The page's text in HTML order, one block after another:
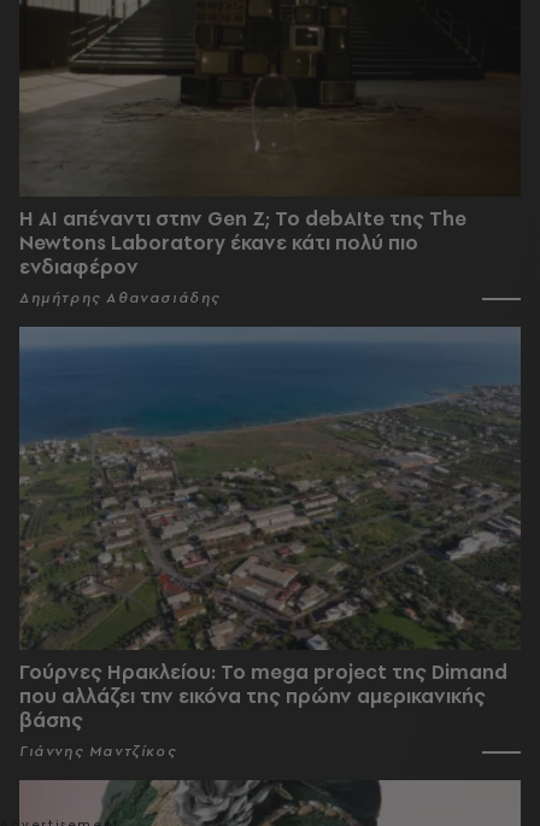
Η AI απέναντι στην Gen Z; Το debAIte της The
Newtons Laboratory έκανε κάτι πολύ πιο
ενδιαφέρον
Δημήτρης Αθανασιάδης
Γούρνες Ηρακλείου: To mega project της Dimand
που αλλάζει την εικόνα της πρώην αμερικανικής
βάσης
Γιάννης Μαντζίκος